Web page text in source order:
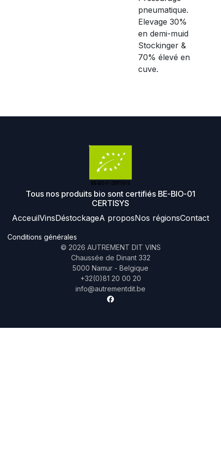
pneumatique.
Elevage 30%
en demi-muid
Stockinger &
70% élevé en
cuve.
Tous nos produits bio sont certifiés BE-BIO-01
CERTISYS
AcceuilVinsDéstockageA proposNos régionsContact
Conditions générales
© 2026 AUTREMENT DIT VINS
Chaussée de Dinant 332
5000 Namur - Belgique
+32(0)81 20 00 20
info@autrementdit.be